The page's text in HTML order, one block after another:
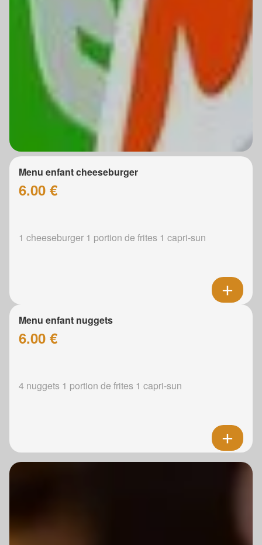
Menu enfant cheeseburger
6.00 €
1 cheeseburger 1 portion de frites 1 capri-sun
Menu enfant nuggets
6.00 €
4 nuggets 1 portion de frites 1 capri-sun